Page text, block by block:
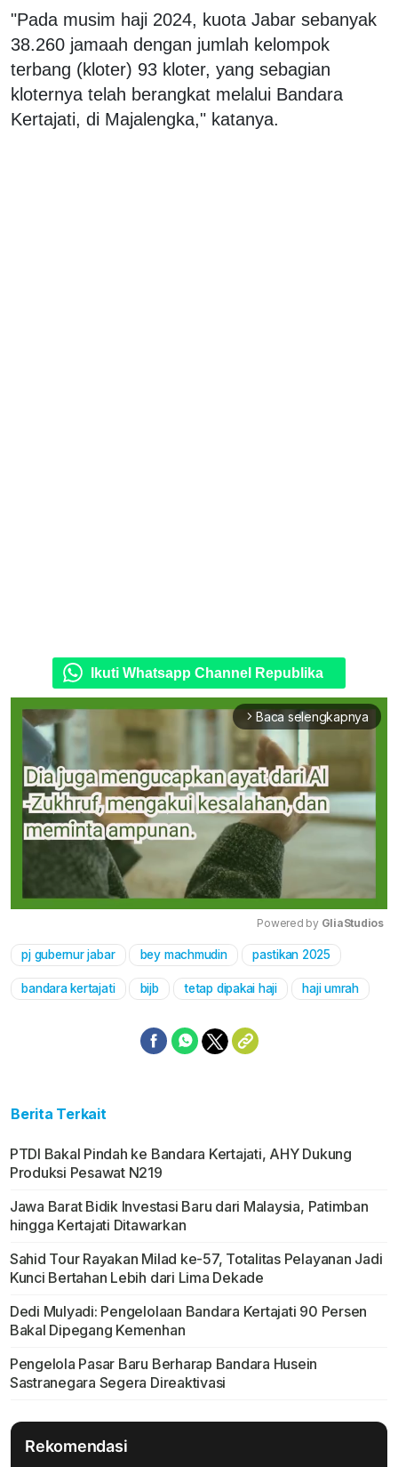
"Pada musim haji 2024, kuota Jabar sebanyak
38.260 jamaah dengan jumlah kelompok
terbang (kloter) 93 kloter, yang sebagian
kloternya telah berangkat melalui Bandara
Kertajati, di Majalengka," katanya.
Ikuti Whatsapp Channel Republika
arrow_forward_ios Baca selengkapnya
Mute
Powered by GliaStudios
pj gubernur jabar bey machmudin pastikan 2025
bandara kertajati bijb tetap dipakai haji haji umrah
Berita Terkait
PTDI Bakal Pindah ke Bandara Kertajati, AHY Dukung
Produksi Pesawat N219
Jawa Barat Bidik Investasi Baru dari Malaysia, Patimban
hingga Kertajati Ditawarkan
Sahid Tour Rayakan Milad ke-57, Totalitas Pelayanan Jadi
Kunci Bertahan Lebih dari Lima Dekade
Dedi Mulyadi: Pengelolaan Bandara Kertajati 90 Persen
Bakal Dipegang Kemenhan
Pengelola Pasar Baru Berharap Bandara Husein
Sastranegara Segera Direaktivasi
Rekomendasi